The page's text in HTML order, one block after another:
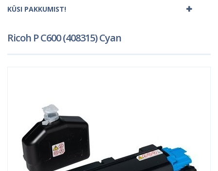
KÜSI PAKKUMIST!
Ricoh P C600 (408315) Cyan